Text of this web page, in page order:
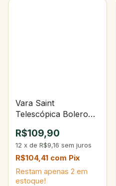
Vara Saint
Telescópica Bolero
R$109,90
12 x de R$9,16 sem juros
R$104,41 com Pix
Restam apenas 2 em
estoque!